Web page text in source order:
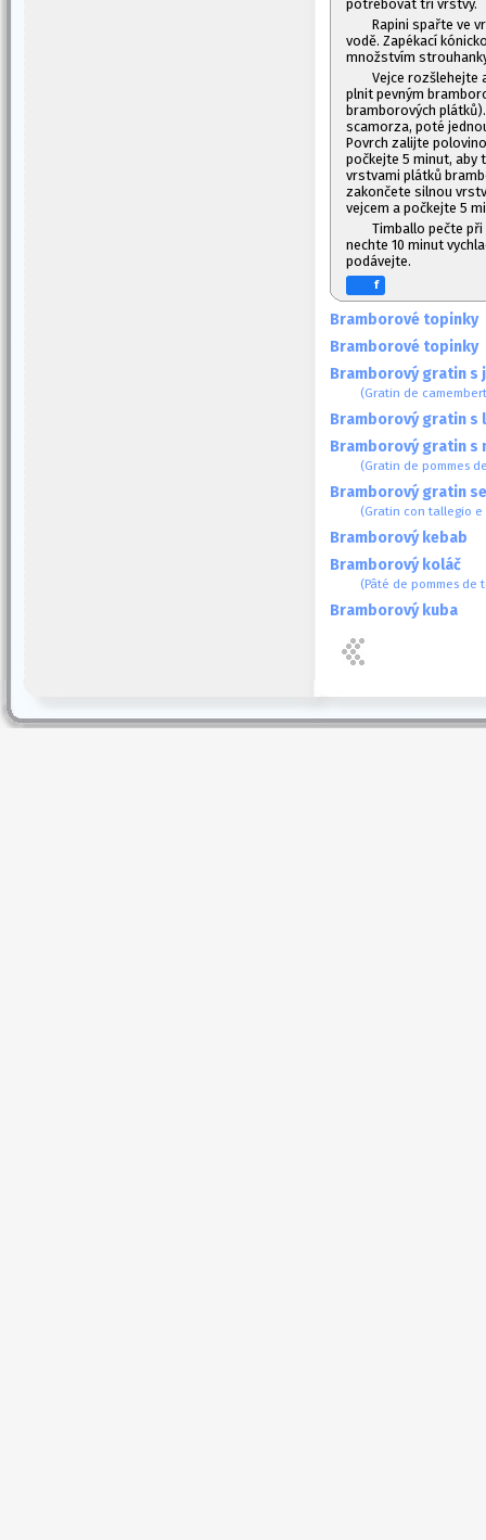
potřebovat tři vrstvy.
Rapini spařte ve
vodě. Zapékací
množstvím
Vejce rozšlehejte
plnit pevným
bramborových
scamorza, poté
Povrch zalijte
počkejte 5 minut, aby
vrstvami plátků
zakončete silnou
vejcem a počkejte 5
Timballo pečte při
nechte 10 minut
podávejte.
f
Bramborové topinky
Bramborové topinky
Bramborový gratin s
(Gratin de
Bramborový gratin s
Bramborový gratin s
(Gratin de pommes
Bramborový gratin
(Gratin con tallegio e
Bramborový kebab
Bramborový koláč
(Pâté de pommes de
Bramborový kuba